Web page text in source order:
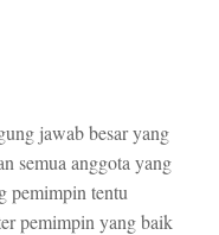
lain
jawab besar yang
semua anggota yang
pemimpin tentu
pemimpin yang baik